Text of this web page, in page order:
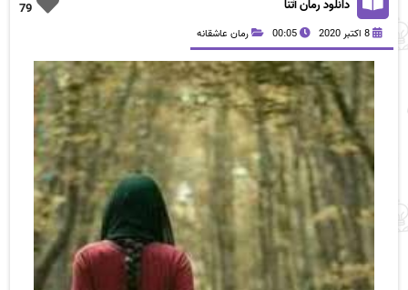
79 دانلود رمان آتنا
8 اکتبر 2020 00:05 رمان عاشقانه